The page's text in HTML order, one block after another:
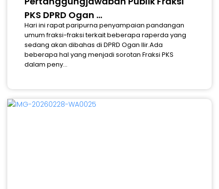
PKS DPRD Ogan ...
Hari ini rapat paripurna penyampaian pandangan
umum fraksi-fraksi terkait beberapa raperda yang
sedang akan dibahas di DPRD Ogan Ilir.Ada
beberapa hal yang menjadi sorotan Fraksi PKS
dalam peny...